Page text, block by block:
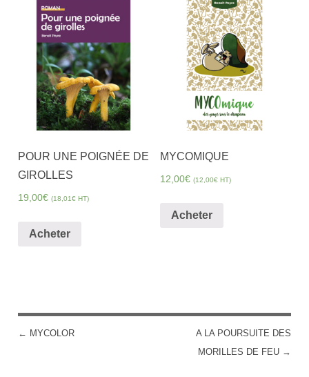
POUR UNE POIGNÉE DE
GIROLLES
19,00€ (18,01€ HT)
Acheter
MYCOMIQUE
12,00€ (12,00€HT)
Acheter
POST NAVIGATION
← MYCOLOR
A LA POURSUITE DES
MORILLES DE FEU →